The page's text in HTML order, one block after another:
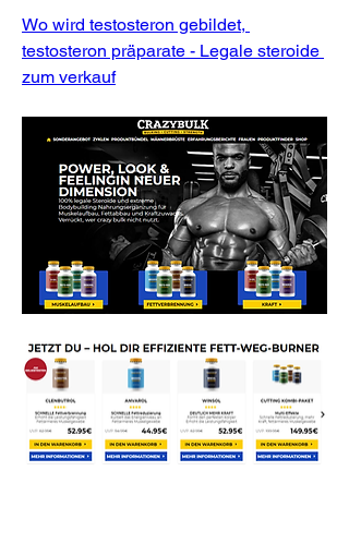
Wo wird testosteron gebildet,
testosteron präparate - Legale steroide
zum verkauf